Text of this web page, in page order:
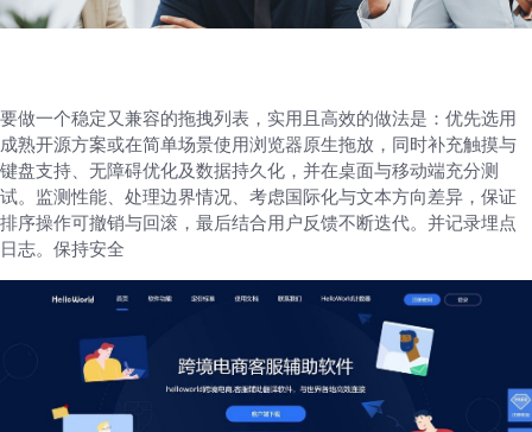
要做一个稳定又兼容的拖拽列表，实用且高效的做法是：优先选用
成熟开源方案或在简单场景使用浏览器原生拖放，同时补充触摸与
键盘支持、无障碍优化及数据持久化，并在桌面与移动端充分测
试。监测性能、处理边界情况、考虑国际化与文本方向差异，保证
排序操作可撤销与回滚，最后结合用户反馈不断迭代。并记录埋点
日志。保持安全